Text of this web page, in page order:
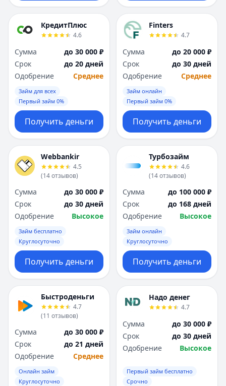
КредитПлюс
4.6
Сумма
до 30 000 ₽
Срок
до 20 дней
Одобрение
Среднее
Займ для всех
Первый займ 0%
Получить деньги
Finters
4.7
Сумма
до 20 000 ₽
Срок
до 30 дней
Одобрение
Среднее
Займ онлайн
Первый займ 0%
Получить деньги
Webbankir
4.5
(14отзывов)
Сумма
до 30 000 ₽
Срок
до 30 дней
Одобрение
Высокое
Займ бесплатно
Круглосуточно
Получить деньги
Турбозайм
4.6
(14отзывов)
Сумма
до 100 000 ₽
Срок
до 168 дней
Одобрение
Высокое
Займ онлайн
Круглосуточно
Получить деньги
Быстроденьги
4.7
(11 отзывов)
Сумма
до 30 000 ₽
Срок
до 21 дней
Одобрение
Среднее
Онлайн займ
Круглосуточно
Надо денег
4.7
Сумма
до 30 000 ₽
Срок
до 30 дней
Одобрение
Высокое
Первый займ бесплатно
Срочно